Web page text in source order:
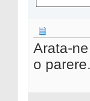
Arata-
o parere.